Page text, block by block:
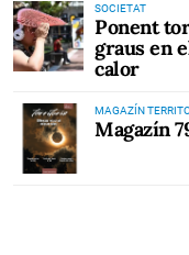
SOCIETAT
Ponent
graus en
calor
MAGAZÍN
Magazín